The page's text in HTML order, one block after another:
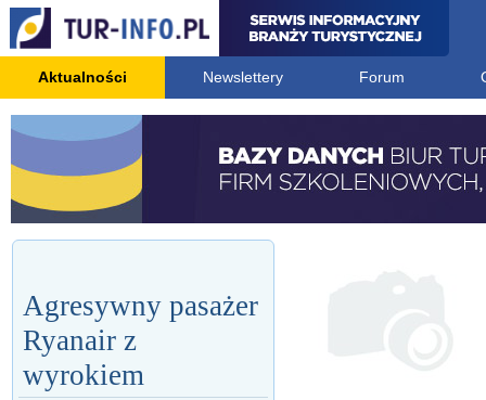
Aktualności Newslettery Forum
Agresywny pasażer
Ryanair z
wyrokiem